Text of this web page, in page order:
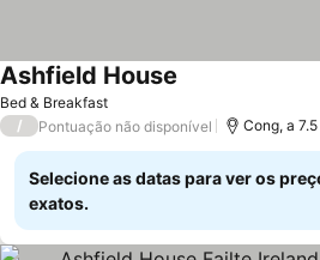
Bed & Breakfast
Ashfield House
/ Pontuação não disponível Cong, a
Selecione as datas para ver os
exatos.